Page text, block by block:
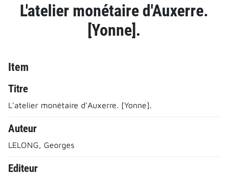
L'atelier monétaire d'Auxerre.
[Yonne].
Item
Titre
L'atelier monétaire d'Auxerre. [Yonne].
Auteur
LELONG, Georges
Editeur